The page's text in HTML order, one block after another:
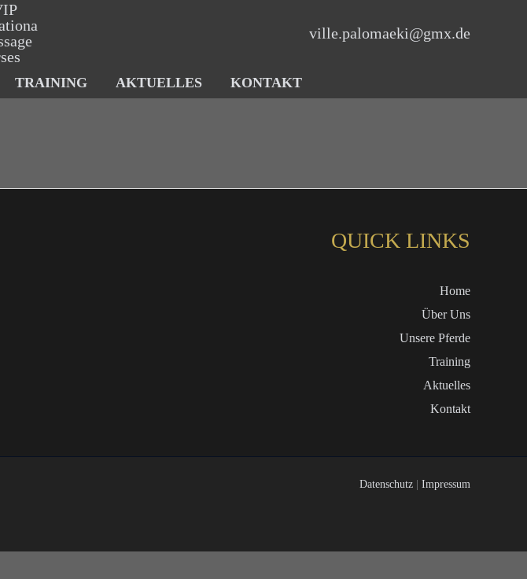
ville.palomaeki@gmx.de
TRAINING AKTUELLES KONTAKT
QUICK LINKS
Home
Über Uns
Unsere Pferde
Training
Aktuelles
Kontakt
Datenschutz Impressum